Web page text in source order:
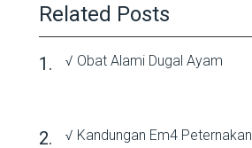
Related Posts
√ Obat Alami Dugal Ayam
√ Kandungan Em4 Peternakan